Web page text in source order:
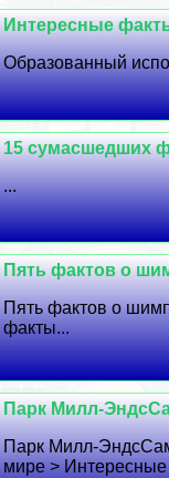
Интересные
Образованный
15 cyмacшедших
...
Пять фактов о
Пять фактов о
факты...
Парк Милл-
Парк Милл-
мире >